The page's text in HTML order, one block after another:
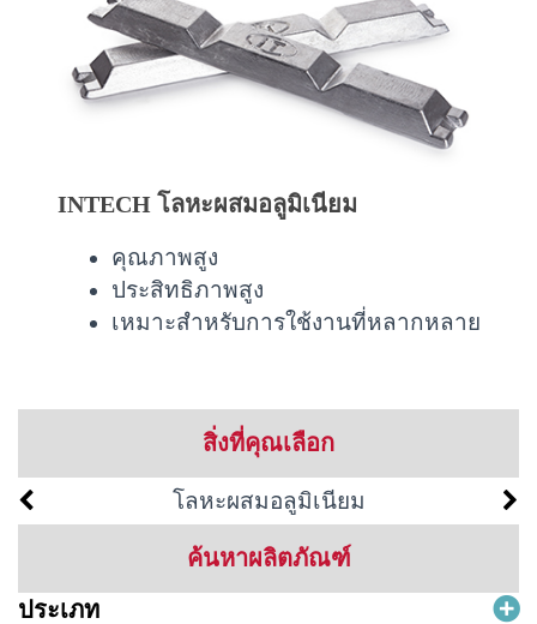
INTECH โลหะผสมอลูมิเนียม
คุณภาพสูง
ประสิทธิภาพสูง
เหมาะสำหรับการใช้งานที่หลากหลาย
สิ่งที่คุณเลือก
โลหะผสมอลูมิเนียม
ค้นหาผลิตภัณฑ์
ประเภท